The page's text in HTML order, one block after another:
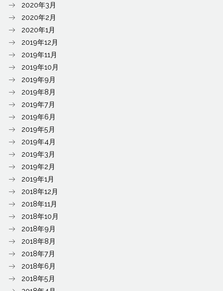
2020年3月
2020年2月
2020年1月
2019年12月
2019年11月
2019年10月
2019年9月
2019年8月
2019年7月
2019年6月
2019年5月
2019年4月
2019年3月
2019年2月
2019年1月
2018年12月
2018年11月
2018年10月
2018年9月
2018年8月
2018年7月
2018年6月
2018年5月